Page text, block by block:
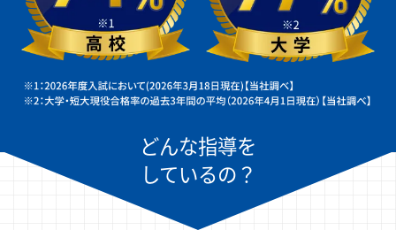
どんな指導を
しているの？